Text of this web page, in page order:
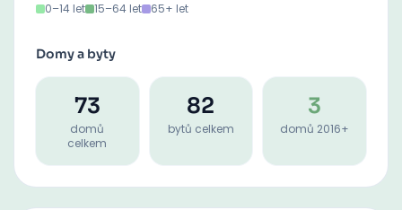
0–14 let 15–64 let 65+ let
Domy a byty
73
domů
celkem
82
bytů celkem
3
domů 2016+